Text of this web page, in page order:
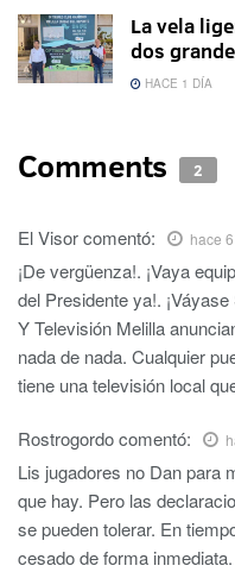
La vela
dos
HACE 1 DÍA
Comments 2
El Visorcomentó: hace
¡De vergüenza!. ¡Vaya
del Presidente ya!.
Y Televisión Melilla
nada de nada. Cualquier
tiene una televisión local
Rostrogordocomentó:
Lis jugadores no Dan para
que hay. Pero las
se pueden tolerar. En
cesado de forma